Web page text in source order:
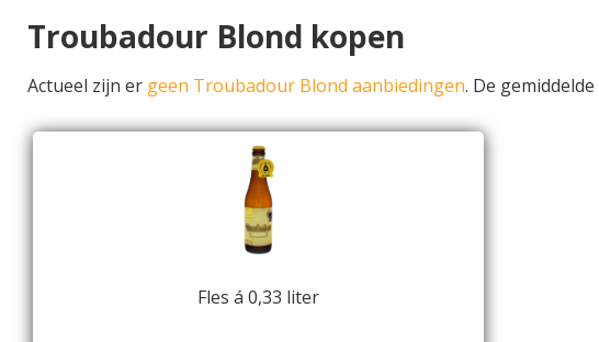
Troubadour Blond kopen
Actueel zijn er geen Troubadour Blond aanbiedingen. De gemiddelde
Fles á 0,33 liter